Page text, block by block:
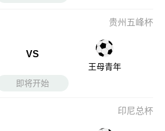
贵州五峰杯
VS
王母青年
即将开始
印尼总杯